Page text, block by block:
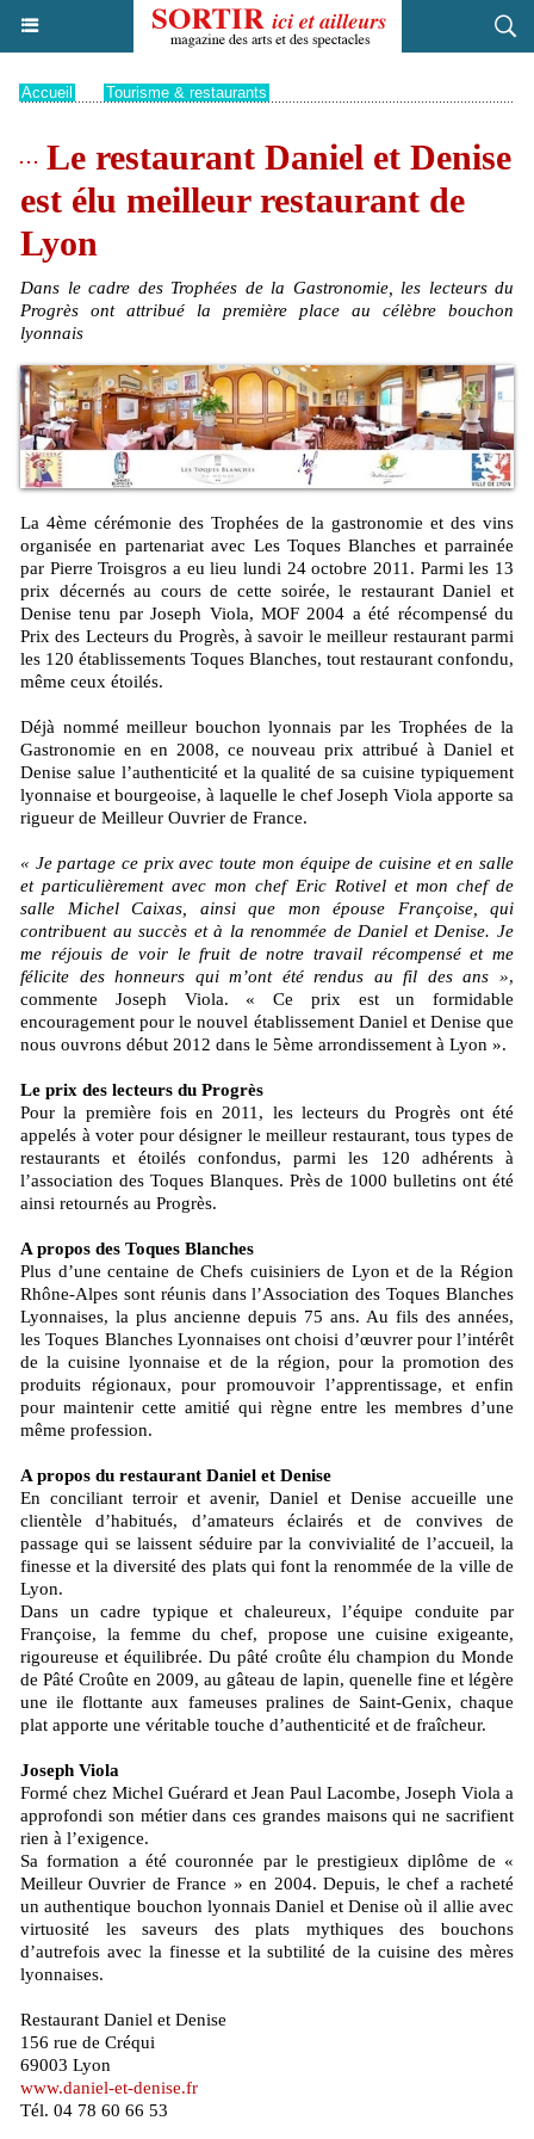
Accueil Tourisme & restaurants
Le restaurant Daniel et Denise
est élu meilleur restaurant de
Lyon
Dans le cadre des Trophées de la Gastronomie, les lecteurs du
Progrès ont attribué la première place au célèbre bouchon
lyonnais
La 4ème cérémonie des Trophées de la gastronomie et des vins
organisée en partenariat avec Les Toques Blanches et parrainée
par Pierre Troisgros a eu lieu lundi 24 octobre 2011. Parmi les 13
prix décernés au cours de cette soirée, le restaurant Daniel et
Denise tenu par Joseph Viola, MOF 2004 a été récompensé du
Prix des Lecteurs du Progrès, à savoir le meilleur restaurant parmi
les 120 établissements Toques Blanches, tout restaurant confondu,
même ceux étoilés.
Déjà nommé meilleur bouchon lyonnais par les Trophées de la
Gastronomie en en 2008, ce nouveau prix attribué à Daniel et
Denise salue l’authenticité et la qualité de sa cuisine typiquement
lyonnaise et bourgeoise, à laquelle le chef Joseph Viola apporte sa
rigueur de Meilleur Ouvrier de France.
« Je partage ce prix avec toute mon équipe de cuisine et en salle
et particulièrement avec mon chef Eric Rotivel et mon chef de
salle Michel Caixas, ainsi que mon épouse Françoise, qui
contribuent au succès et à la renommée de Daniel et Denise. Je
me réjouis de voir le fruit de notre travail récompensé et me
félicite des honneurs qui m’ont été rendus au fil des ans »,
commente Joseph Viola. « Ce prix est un formidable
encouragement pour le nouvel établissement Daniel et Denise que
nous ouvrons début 2012 dans le 5ème arrondissement à Lyon ».
Le prix des lecteurs du Progrès
Pour la première fois en 2011, les lecteurs du Progrès ont été
appelés à voter pour désigner le meilleur restaurant, tous types de
restaurants et étoilés confondus, parmi les 120 adhérents à
l’association des Toques Blanques. Près de 1000 bulletins ont été
ainsi retournés au Progrès.
A propos des Toques Blanches
Plus d’une centaine de Chefs cuisiniers de Lyon et de la Région
Rhône-Alpes sont réunis dans l’Association des Toques Blanches
Lyonnaises, la plus ancienne depuis 75 ans. Au fils des années,
les Toques Blanches Lyonnaises ont choisi d’œuvrer pour l’intérêt
de la cuisine lyonnaise et de la région, pour la promotion des
produits régionaux, pour promouvoir l’apprentissage, et enfin
pour maintenir cette amitié qui règne entre les membres d’une
même profession.
A propos du restaurant Daniel et Denise
En conciliant terroir et avenir, Daniel et Denise accueille une
clientèle d’habitués, d’amateurs éclairés et de convives de
passage qui se laissent séduire par la convivialité de l’accueil, la
finesse et la diversité des plats qui font la renommée de la ville de
Lyon.
Dans un cadre typique et chaleureux, l’équipe conduite par
Françoise, la femme du chef, propose une cuisine exigeante,
rigoureuse et équilibrée. Du pâté croûte élu champion du Monde
de Pâté Croûte en 2009, au gâteau de lapin, quenelle fine et légère
une ile flottante aux fameuses pralines de Saint-Genix, chaque
plat apporte une véritable touche d’authenticité et de fraîcheur.
Joseph Viola
Formé chez Michel Guérard et Jean Paul Lacombe, Joseph Viola a
approfondi son métier dans ces grandes maisons qui ne sacrifient
rien à l’exigence.
Sa formation a été couronnée par le prestigieux diplôme de «
Meilleur Ouvrier de France » en 2004. Depuis, le chef a racheté
un authentique bouchon lyonnais Daniel et Denise où il allie avec
virtuosité les saveurs des plats mythiques des bouchons
d’autrefois avec la finesse et la subtilité de la cuisine des mères
lyonnaises.
Restaurant Daniel et Denise
156 rue de Créqui
69003 Lyon
www.daniel-et-denise.fr
Tél. 04 78 60 66 53